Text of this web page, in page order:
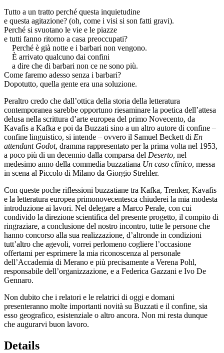
Tutto a un tratto perché questa inquietudine
e questa agitazione? (oh, come i visi si son fatti gravi).
Perché si svuotano le vie e le piazze
e tutti fanno ritorno a casa preoccupati?
Perché è già notte e i barbari non vengono.
È arrivato qualcuno dai confini
a dire che di barbari non ce ne sono più.
Come faremo adesso senza i barbari?
Dopotutto, quella gente era una soluzione.
Peraltro credo che dall’ottica della storia della letteratura
contemporanea sarebbe opportuno riesaminare la poetica dell’attesa
delusa nella scrittura d’arte europea del primo Novecento, da
Kavafis a Kafka e poi da Buzzati sino a un altro autore di confine –
confine linguistico, si intende – ovvero il Samuel Beckett di En
attendant Godot, dramma rappresentato per la prima volta nel 1953,
a poco più di un decennio dalla comparsa del Deserto, nel
medesimo anno della commedia buzzatiana Un caso clinico, messa
in scena al Piccolo di Milano da Giorgio Strehler.
Con queste poche riflessioni buzzatiane tra Kafka, Trenker, Kavafis
e la letteratura europea primonovecentesca chiuderei la mia modesta
introduzione ai lavori. Nel delegare a Marco Perale, con cui
condivido la direzione scientifica del presente progetto, il compito di
ringraziare, a conclusione del nostro incontro, tutte le persone che
hanno concorso alla sua realizzazione, d’altronde in condizioni
tutt’altro che agevoli, vorrei perlomeno cogliere l’occasione
offertami per esprimere la mia riconoscenza al personale
dell’Accademia di Merano e più precisamente a Verena Pohl,
responsabile dell’organizzazione, e a Federica Gazzani e Ivo De
Gennaro.
Non dubito che i relatori e le relatrici di oggi e domani
presenteranno molte importanti novità su Buzzati e il confine, sia
esso geografico, esistenziale o altro ancora. Non mi resta dunque
che augurarvi buon lavoro.
Details